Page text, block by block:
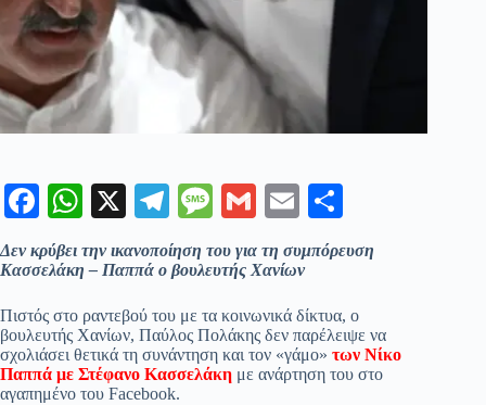
Fa
ce
bo
ok
W
ts
A
pp
X
Te
le
gr
a
m
M
sa
ge
G
ail
E
m
ail
οι
α
στ
εί
Δεν κρύβει την ικανοποίηση του για τη συμπόρευση
Κασσελάκη – Παππά ο βουλευτής Χανίων
Πιστός στο ραντεβού του με τα κοινωνικά δίκτυα, ο
βουλευτής Χανίων, Παύλος Πολάκης δεν παρέλειψε να
σχολιάσει θετικά τη συνάντηση και τον «γάμο» των Νίκο
Παππά με Στέφανο Κασσελάκη με ανάρτηση του στο
αγαπημένο του Facebook.